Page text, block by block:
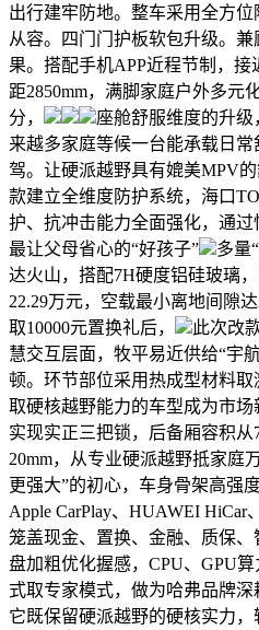
出行建牢防地。整车采用全方
从容。四门门护板软包升级。
果。搭配手机APP近程节制，接
距2850mm，满脚家庭户外多元
分，
座舱舒服维度的升
来越多家庭等候一台能承载日
驾。让硬派越野具有媲美MPV
款建立全维度防护系统，海口
护、抗冲击能力全面强化，通
最让父母省心的“好孩子”
多量
达火山，搭配7H硬度铝硅玻璃
22.29万元，空载最小离地间隙
取10000元置换礼后，
此次改
慧交互层面，牧平易近供给“宇
顿。环节部位采用热成型材料
取硬核越野能力的车型成为市场
实现实正三把锁，后备厢容积
20mm，从专业硬派越野抵家庭
更强大”的初心，车身骨架高强
Apple CarPlay、HUAWEI HiCar
笼盖现金、置换、金融、质保
盘加粗优化握感，CPU、GPU
式取专家模式，做为哈弗品牌深
它既保留硬派越野的硬核实力